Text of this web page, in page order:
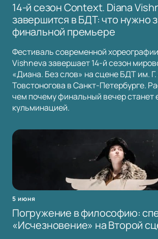
14-й сезон Context. Diana
завершится в БДТ: что нужно
финальной премьере
Фестиваль современной
Vishneva завершает 14-й сезон
«Диана. Без слов» на сцене БДТ им. Г.
Товстоногова в Санкт-Петербурге.
чем почему финальный вечер станет
кульминацией.
5 июня
Погружение в философию:
«Исчезновение» на Второй